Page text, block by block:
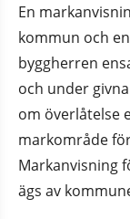
En
kommun och
byggherren
och under
om överlåtelse
markområde
Markanvisning
ägs av